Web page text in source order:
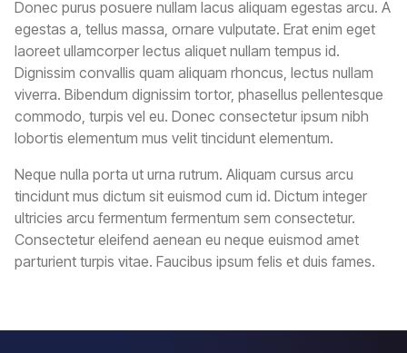
Donec purus posuere nullam lacus aliquam egestas arcu. A
egestas a, tellus massa, ornare vulputate. Erat enim eget
laoreet ullamcorper lectus aliquet nullam tempus id.
Dignissim convallis quam aliquam rhoncus, lectus nullam
viverra. Bibendum dignissim tortor, phasellus pellentesque
commodo, turpis vel eu. Donec consectetur ipsum nibh
lobortis elementum mus velit tincidunt elementum.
Neque nulla porta ut urna rutrum. Aliquam cursus arcu
tincidunt mus dictum sit euismod cum id. Dictum integer
ultricies arcu fermentum fermentum sem consectetur.
Consectetur eleifend aenean eu neque euismod amet
parturient turpis vitae. Faucibus ipsum felis et duis fames.